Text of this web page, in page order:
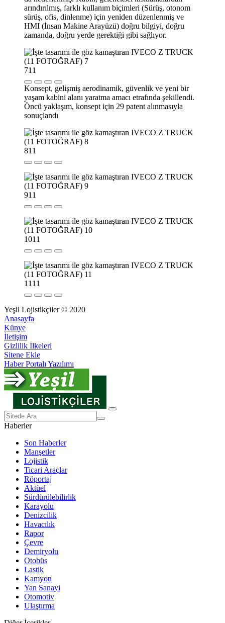
arındırılmış, farklı kullanım biçimleri (Sürüş, otonom
sürüş, ofis, dinlenme) için yeniden düzenlenmiş ve
HMI (İnsan Makine Arayüzü) doğru bilgiyi, doğru
zamanda, doğru yerde gerektiği gibi sağlıyor.
711
Konsept, gelişmiş aerodinamik, güvenlik ve yeni bir
yaşam kabini alanı yaratma amacı etrafında şekillendi.
Öncü yaklaşım, konsept için 29 patent alınmasıyla
sonuçlandı
811
911
1011
11 11
Yeşil Lojistikçiler © 2020
Anasayfa
Künye
İletişim
Gizlilik İlkeleri
Sitene Ekle
Haber Portalı Yazılımı
Haberler
Son Haberler
Manşetler
Lojistik
Ticari Araçlar
Röportaj
Aktüel
Sürdürülebilirlik
Karayolu
Denizcilik
Havacılık
Rapor
Çevre
Demiryolu
Otobüs
Lastik
Kamyon
Yan Sanayi
Otomotiv
Ulaştırma